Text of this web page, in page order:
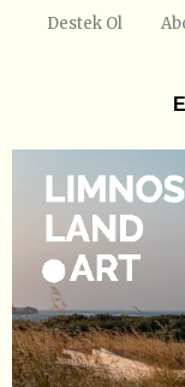
Destek Ol